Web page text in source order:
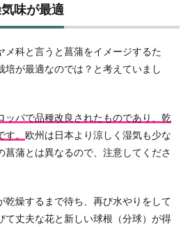
味が最適
メ科と言うと菖蒲をイメージするた
培が最適なのでは？と考えていまし
ッパで品種改良されたものであり、乾
。 欧州は日本より涼しく湿気も少な
菖蒲とは異なるので、注意してくださ
乾燥するまで待ち、再び水やりをして
て丈夫な花と新しい球根（分球）が得